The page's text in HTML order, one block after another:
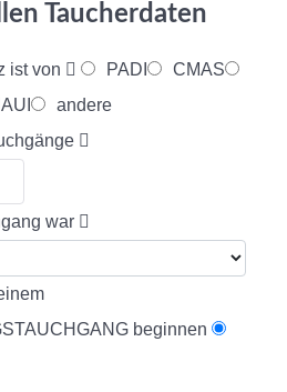
Taucherdaten
ist von PADI
CMAS
andere
war
beginnen